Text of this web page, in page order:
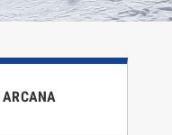
ARCANA